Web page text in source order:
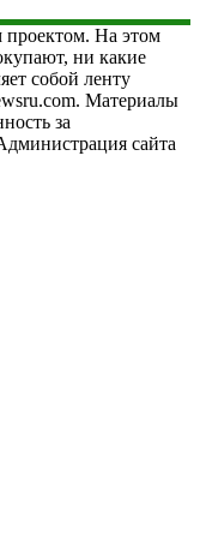
проектом. На этом
ни какие
собой ленту
Материалы
за
сайта